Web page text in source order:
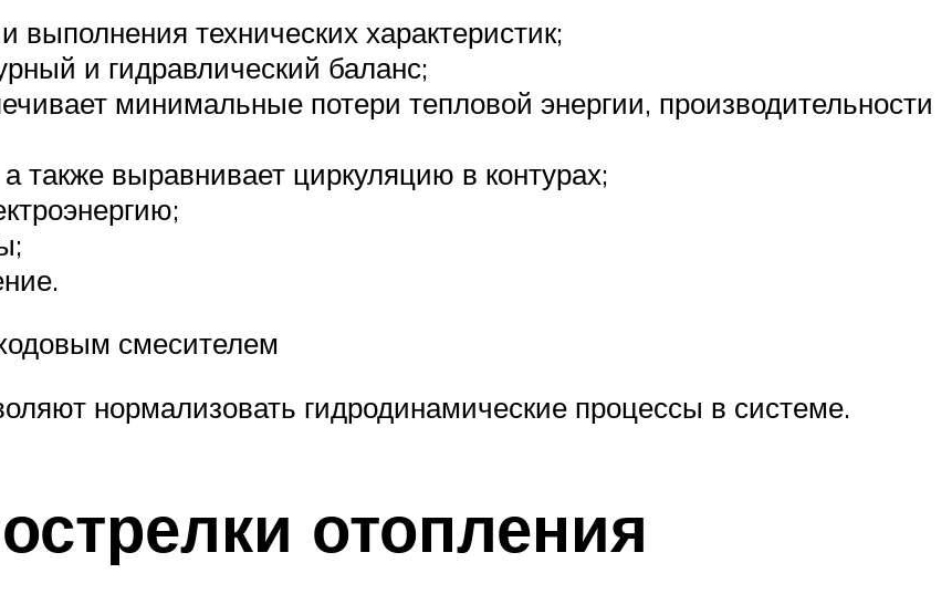
выполнения технических характеристик;
и гидравлический баланс;
минимальные потери тепловой энергии, производительности
также выравнивает циркуляцию в контурах;
смесителем
нормализовать гидродинамические процессы в системе.
отопления